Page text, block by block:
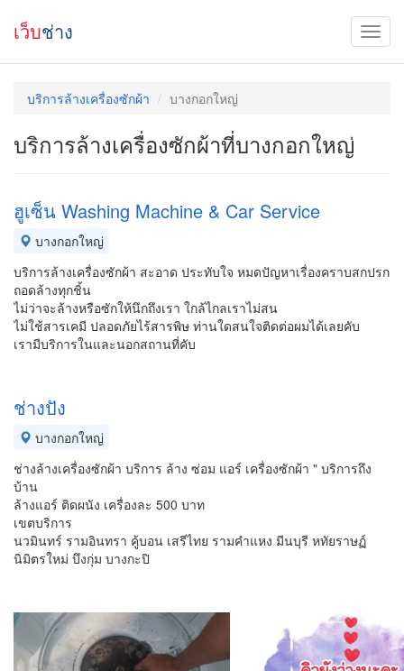
เว็บช่าง
บริการล้างเครื่องซักผ้า บางกอกใหญ่
บริการล้างเครื่องซักผ้าที่บางกอกใหญ่
ฮูเซ็น Washing Machine & Car Service
บางกอกใหญ่
บริการล้างเครื่องซักผ้า สะอาด ประทับใจ หมดปัญหาเรื่องคราบสกปรก
ถอดล้างทุกชิ้น
ไม่ว่าจะล้างหรือซักให้นึกถึงเรา ใกล้ไกลเราไม่สน
ไม่ใช้สารเคมี ปลอดภัยไร้สารพิษ ท่านใดสนใจติดต่อผมได้เลยคับ
เรามีบริการในและนอกสถานที่คับ
ช่างปัง
บางกอกใหญ่
ช่างล้างเครื่องซักผ้า บริการ ล้าง ซ่อม แอร์ เครื่องซักผ้า " บริการถึง
บ้าน
ล้างแอร์ ติดผนัง เครื่องละ 500 บาท
เขตบริการ
นวมินทร์ รามอินทรา คู้บอน เสรีไทย รามคำแหง มีนบุรี หทัยราษฏ์
นิมิตรใหม่ บึงกุ่ม บางกะปิ